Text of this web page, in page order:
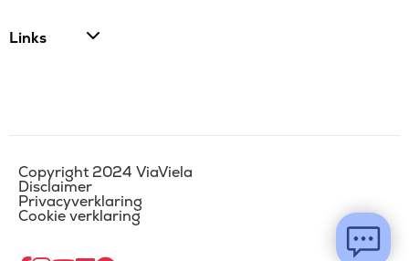
Links
Copyright 2024 ViaViela
Disclaimer
Privacyverklaring
Cookie verklaring